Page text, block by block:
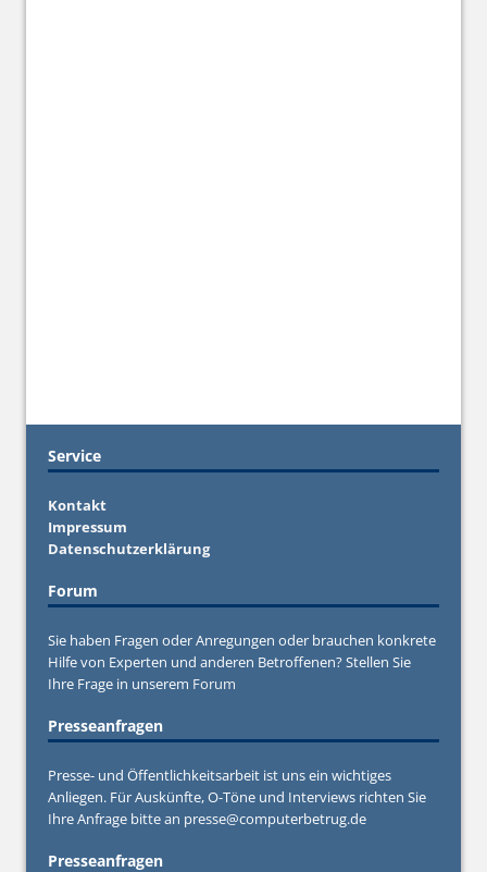
Service
Kontakt
Impressum
Datenschutzerklärung
Forum
Sie haben Fragen oder Anregungen oder brauchen konkrete
Hilfe von Experten und anderen Betroffenen? Stellen Sie
Ihre Frage in unserem Forum
Presseanfragen
Presse- und Öffentlichkeitsarbeit ist uns ein wichtiges
Anliegen. Für Auskünfte, O-Töne und Interviews richten Sie
Ihre Anfrage bitte an presse@computerbetrug.de
Presseanfragen